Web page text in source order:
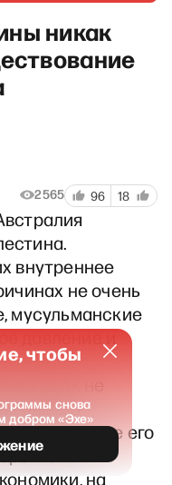
никак
2565 96 18
внутреннее
не очень
мусульманские
давление и
никак не
самого
определение его
на
чтобы
снова
добром «Эхе»